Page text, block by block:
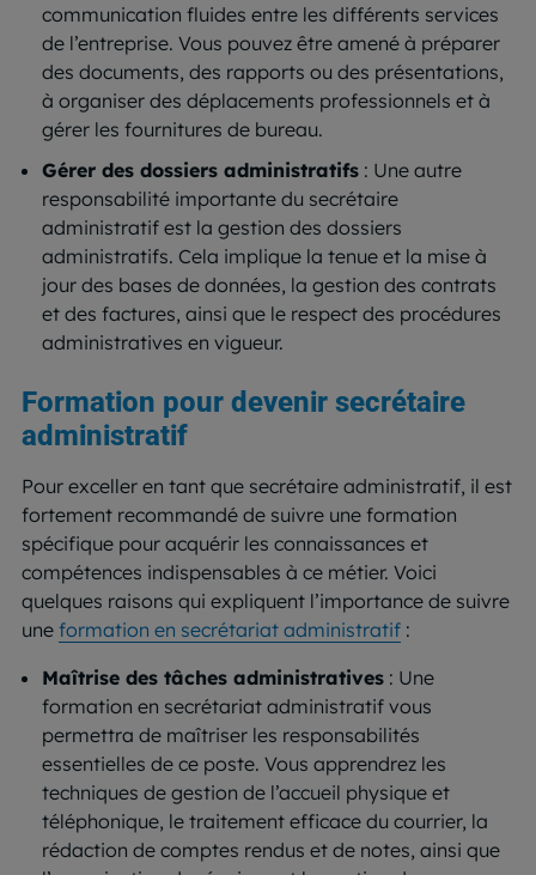
communication fluides entre les différents services
de l’entreprise. Vous pouvez être amené à préparer
des documents, des rapports ou des présentations,
à organiser des déplacements professionnels et à
gérer les fournitures de bureau.
Gérer des dossiers administratifs : Une autre
responsabilité importante du secrétaire
administratif est la gestion des dossiers
administratifs. Cela implique la tenue et la mise à
jour des bases de données, la gestion des contrats
et des factures, ainsi que le respect des procédures
administratives en vigueur.
Formation pour devenir secrétaire
administratif
Pour exceller en tant que secrétaire administratif, il est
fortement recommandé de suivre une formation
spécifique pour acquérir les connaissances et
compétences indispensables à ce métier. Voici
quelques raisons qui expliquent l’importance de suivre
une formation en secrétariat administratif :
Maîtrise des tâches administratives : Une
formation en secrétariat administratif vous
permettra de maîtriser les responsabilités
essentielles de ce poste. Vous apprendrez les
techniques de gestion de l’accueil physique et
téléphonique, le traitement efficace du courrier, la
rédaction de comptes rendus et de notes, ainsi que